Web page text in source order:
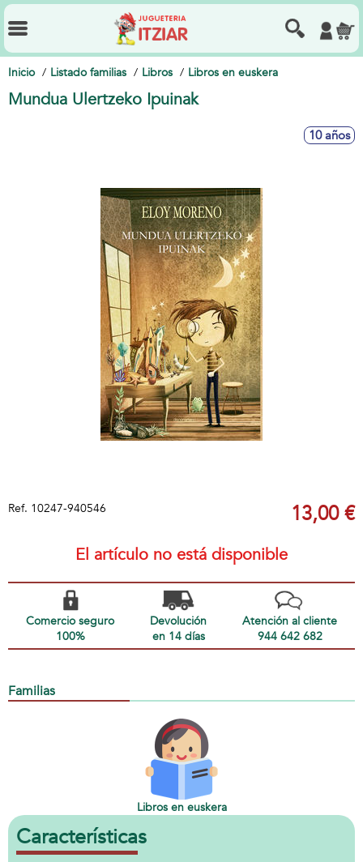
Inicio Listado familias Libros Libros en euskera
Mundua Ulertzeko Ipuinak
10 años
Ref. 10247-940546 13,00 €
El artículo no está disponible
Comercio seguro
100%
Devolución
en 14 días
Atención al cliente
944 642 682
Familias
Libros en euskera
Características